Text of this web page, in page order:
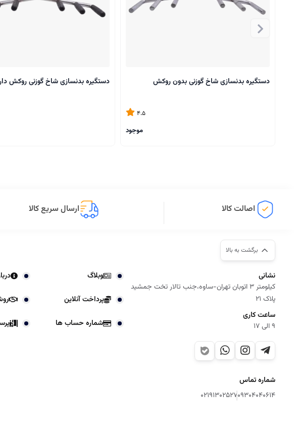
دستگیره بدنسازی شاخ گوزنی بدون روکش
4.5
موجود
دستگیره بدنسازی شاخ گوزنی روکش
اصالت کالا ارسال سریع کالا
برگشت به بالا
نشانی
کیلومتر 3 اتوبان تهران-ساوه،جنب تالار تخت جمشید
پلاک 21
ساعت کاری
9 الی 17
شماره تماس
09304040614
02191302527
وبلاگ
پرداخت آنلاین
شماره حساب ها